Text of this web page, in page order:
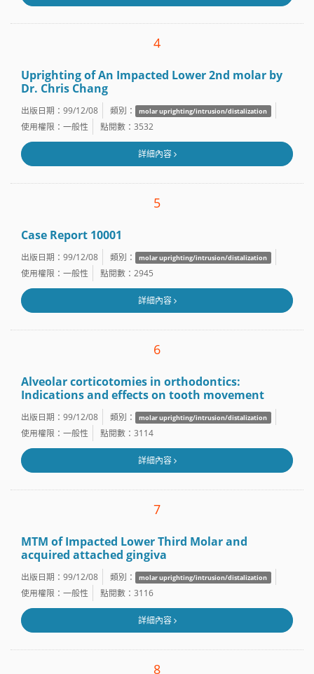
4
Uprighting of An Impacted Lower 2nd molar by
Dr. Chris Chang
出版日期：99/12/08 類別： molar uprighting/intrusion/distalization
使用權限：一般性 點閱數：3532
詳細內容
5
Case Report 10001
出版日期：99/12/08 類別： molar uprighting/intrusion/distalization
使用權限：一般性 點閱數：2945
詳細內容
6
Alveolar corticotomies in orthodontics:
Indications and effects on tooth movement
出版日期：99/12/08 類別： molar uprighting/intrusion/distalization
使用權限：一般性 點閱數：3114
詳細內容
7
MTM of Impacted Lower Third Molar and
acquired attached gingiva
出版日期：99/12/08 類別： molar uprighting/intrusion/distalization
使用權限：一般性 點閱數：3116
詳細內容
8